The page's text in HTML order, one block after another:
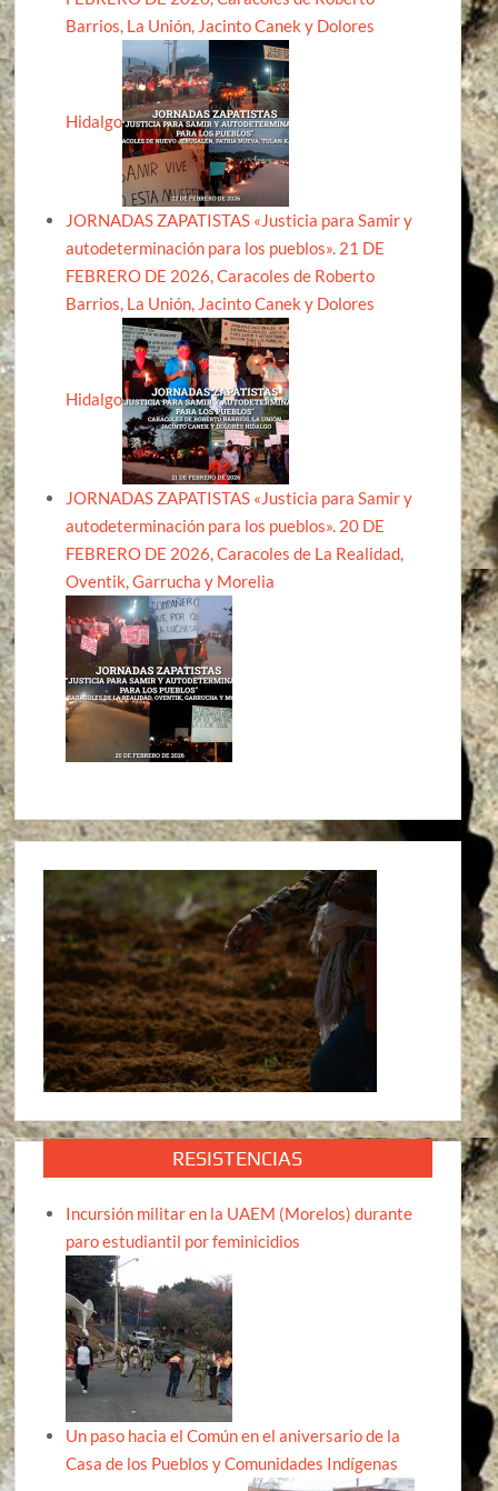
Barrios, La Unión, Jacinto Canek y Dolores
Hidalgo
JORNADAS ZAPATISTAS «Justicia para Samir y
autodeterminación para los pueblos». 21 DE
FEBRERO DE 2026, Caracoles de Roberto
Barrios, La Unión, Jacinto Canek y Dolores
Hidalgo
JORNADAS ZAPATISTAS «Justicia para Samir y
autodeterminación para los pueblos». 20 DE
FEBRERO DE 2026, Caracoles de La Realidad,
Oventik, Garrucha y Morelia
RESISTENCIAS
Incursión militar en la UAEM (Morelos) durante
paro estudiantil por feminicidios
Un paso hacia el Común en el aniversario de la
Casa de los Pueblos y Comunidades Indígenas